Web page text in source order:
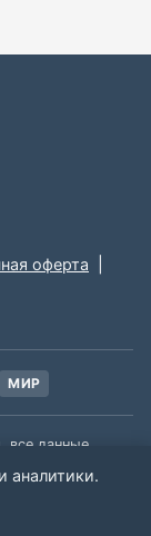
оферта
МИР
все данные,
Мы не
информации.
аналитики.